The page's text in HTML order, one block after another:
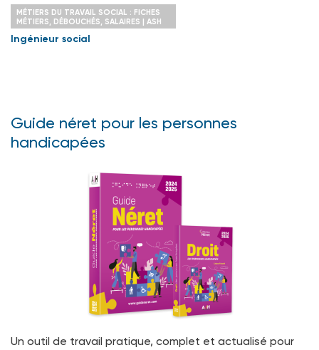
MÉTIERS DU TRAVAIL SOCIAL : FICHES
MÉTIERS, DÉBOUCHÉS, SALAIRES | ASH
Ingénieur social
Guide néret pour les personnes
handicapées
Un outil de travail pratique, complet et actualisé pour